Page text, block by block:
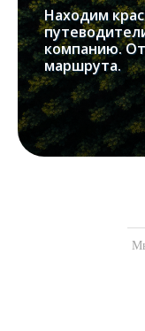
Находим
компанию.
маршрута.